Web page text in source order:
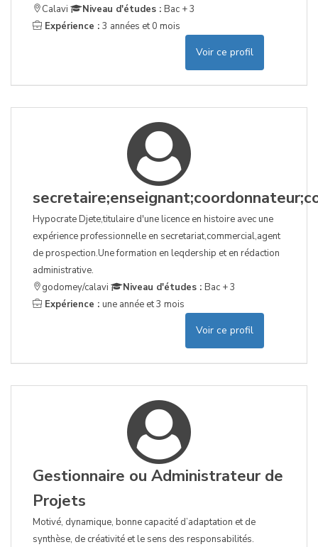
Calavi
Niveau d'études : Bac + 3
Expérience : 3 années et 0 mois
Voir ce profil
Hypocrate Djete,titulaire d'une licence en histoire avec une
expérience professionnelle en secretariat,commercial,agent
de prospection.Une formation en leqdership et en rédaction
administrative.
godomey/calavi
Niveau d'études : Bac + 3
Expérience : une année et 3 mois
Voir ce profil
Gestionnaire ou Administrateur de
Projets
Motivé, dynamique, bonne capacité d’adaptation et de
synthèse, de créativité et le sens des responsabilités.